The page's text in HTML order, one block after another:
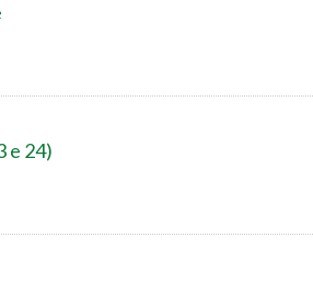
e 24)